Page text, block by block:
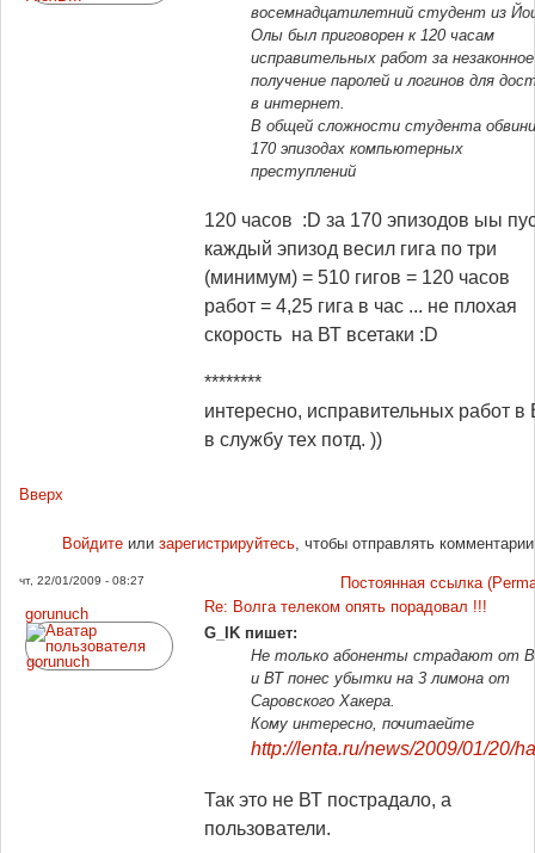
восемнадцатилетний студент из
Олы был приговорен к 120 часам
исправительных работ за незаконное
получение паролей и логинов для
в интернет.
В общей сложности студента
170 эпизодах компьютерных
преступлений
120 часов :D за 170 эпизодов ыы
каждый эпизод весил гига по три
(минимум) = 510 гигов = 120 часов
работ = 4,25 гига в час ... не плохая
скорость на ВТ всетаки :D
********
интересно, исправительных работ в
в службу тех потд. ))
Вверх
Войдитеили зарегистрируйтесь, чтобы отправлять комментарии
чт, 22/01/2009 - 08:27
Постоянная ссылка
gorunuch
Re: Волга телеком опять порадовал !!!
G_IK пишет:
Не только абоненты страдают от
и ВТ понес убытки на 3 лимона от
Саровского Хакера.
Кому интересно, почитаейте
http://lenta.ru/news/2009/01/20/
Так это не ВТ пострадало, а
пользователи.